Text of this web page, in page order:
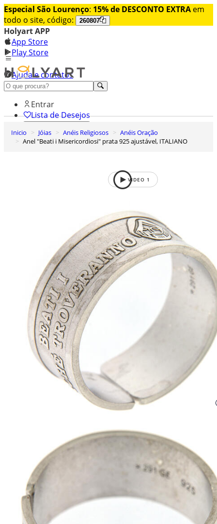
Especial São Lourenço: 15% de DESCONTO EXTRA em
todo o site, código:
260807
Holyart APP
App Store
Play Store
Ajuda e contatos
Conheça premium
Entrar
Lista de Desejos
0
Carrinho de Compras
Inicio Jóias Anéis Religiosos
Anéis Oração
Anel "Beati i Misericordiosi" prata 925 ajustável, ITALIANO
VIDEO 1